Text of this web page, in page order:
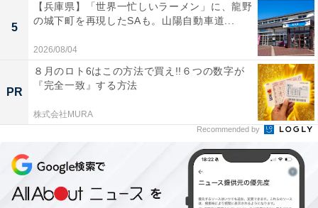
5
【兵庫県】「世界一忙しいラーメン」に、龍野
の城下町を再現したSAも。山陽自動車道...
2026/08/04
PR
８月のロト6はこの方法で買え!!６つの数字が
『完全一致』する方法
株式会社MURA
Recommended by